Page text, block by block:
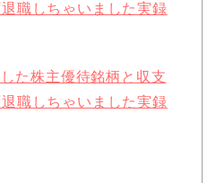
職しちゃいました実録
た株主優待銘柄と収支
職しちゃいました実録